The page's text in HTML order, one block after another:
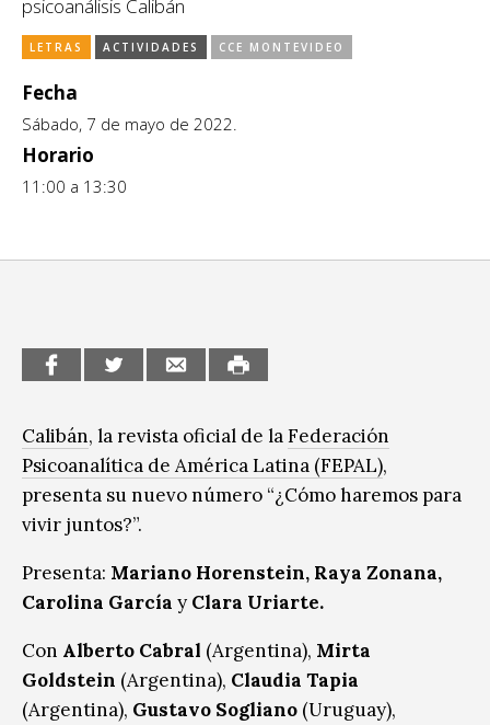
CCE en el interior/libros
Exposiciones
Formación
Género y Diversidad
Infantil y Juvenil
Sin categoría
psicoanálisis Calibán
LETRAS ACTIVIDADES CCE MONTEVIDEO
Fecha
Sábado, 7 de mayo de 2022.
Horario
11:00 a 13:30
Calibán, la revista oficial de laFederación
Psicoanalítica de América Latina (FEPAL),
presenta su nuevo número “¿Cómo haremos para
vivir juntos?”.
Presenta: Mariano Horenstein, Raya Zonana,
Carolina García y Clara Uriarte.
Con Alberto Cabral (Argentina), Mirta
Goldstein (Argentina), Claudia Tapia
(Argentina), Gustavo Sogliano (Uruguay),